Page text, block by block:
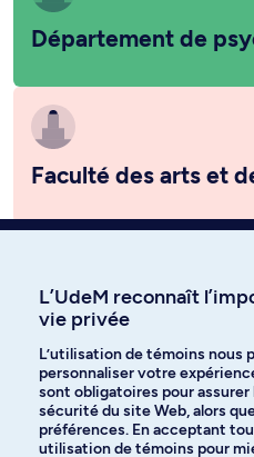
Département de
Faculté des arts et
Laissez-nous
L’UdeM reconnaît
vie privée
L’utilisation de témoins nous
personnaliser votre
sont obligatoires pour
sécurité du site Web, alors
préférences. En acceptant
utilisation de témoins pour